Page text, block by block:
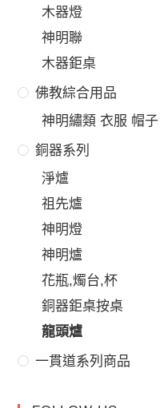
木器燈
神明聯
木器鉅桌
佛教綜合用品
神明繡類 衣服 帽子
銅器系列
淨爐
祖先爐
神明燈
神明爐
花瓶,燭台,杯
銅器鉅桌按桌
龍頭爐
一貫道系列商品